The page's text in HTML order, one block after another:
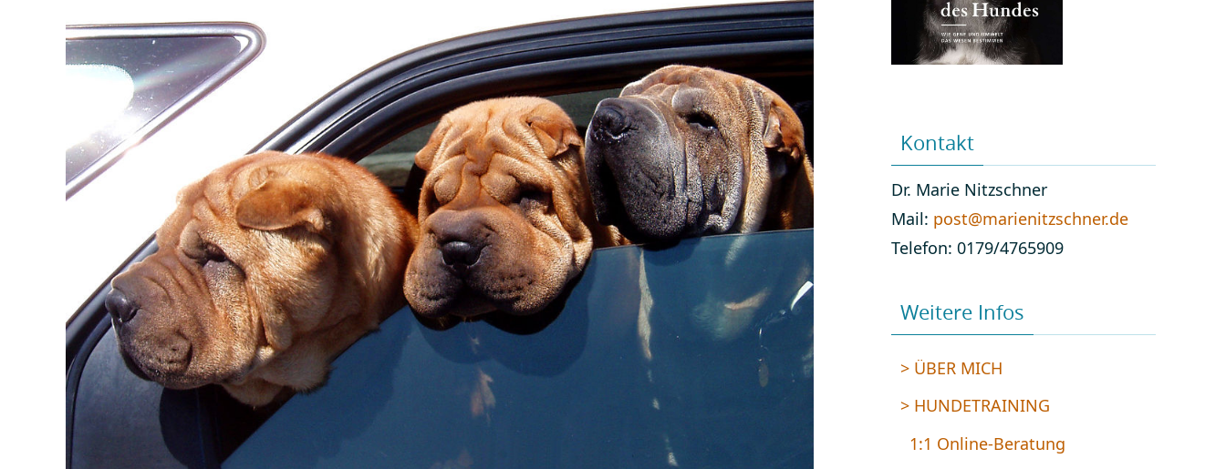
Kontakt
Dr. Marie Nitzschner
Mail: post@marienitzschner.de
Telefon: 0179/4765909
Weitere Infos
> ÜBER MICH
> HUNDETRAINING
1:1 Online-Beratung